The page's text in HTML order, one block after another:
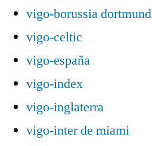
vigo-borussia dortmund
vigo-celtic
vigo-españa
vigo-index
vigo-inglaterra
vigo-inter de miami